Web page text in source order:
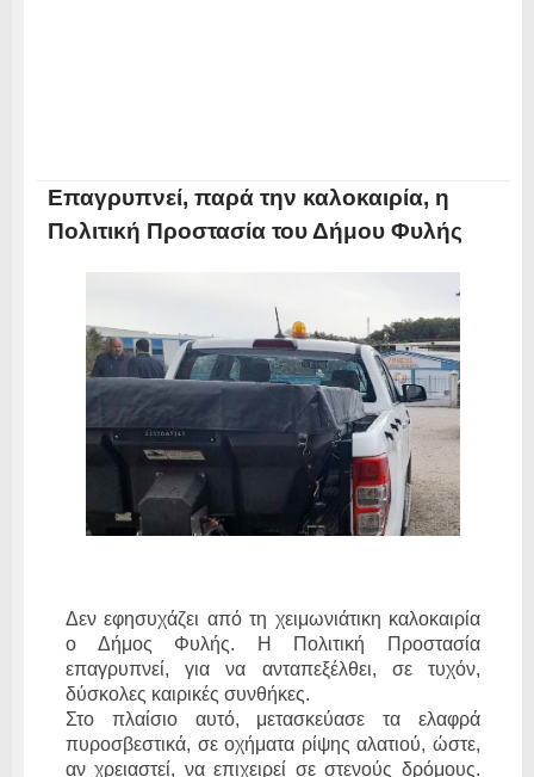
Επαγρυπνεί, παρά την καλοκαιρία, η
Πολιτική Προστασία του Δήμου Φυλής
Δεν εφησυχάζει από τη χειμωνιάτικη καλοκαιρία
ο Δήμος Φυλής. Η Πολιτική Προστασία
επαγρυπνεί, για να ανταπεξέλθει, σε τυχόν,
δύσκολες καιρικές συνθήκες.
Στο πλαίσιο αυτό, μετασκεύασε τα ελαφρά
πυροσβεστικά, σε οχήματα ρίψης αλατιού, ώστε,
αν χρειαστεί, να επιχειρεί σε στενούς δρόμους.